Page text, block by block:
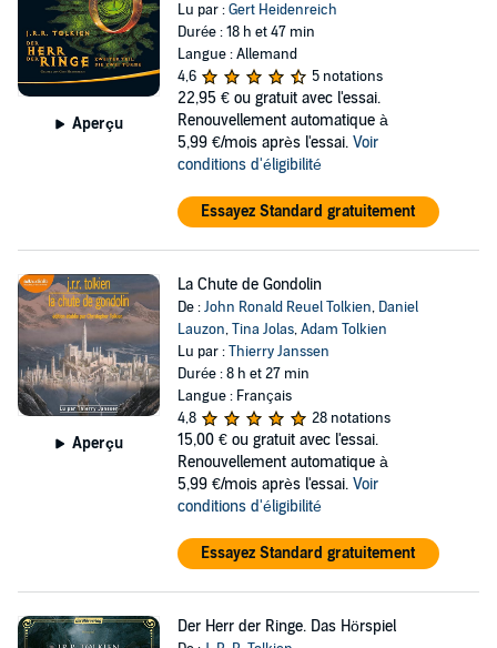
Aperçu
Lu par :Gert Heidenreich
Durée : 18 h et 47 min
Langue : Allemand
4,6
5 notations
22,95 € ou gratuit avec l'essai.
Renouvellement automatique à
5,99 €/mois après l'essai. Voir
conditions d'éligibilité
Essayez Standard gratuitement
Aperçu
La Chute de Gondolin
De :John Ronald Reuel Tolkien, Daniel
Lauzon,Tina Jolas,Adam Tolkien
Lu par :Thierry Janssen
Durée : 8 h et 27 min
Langue : Français
4,8
28 notations
15,00 € ou gratuit avec l'essai.
Renouvellement automatique à
5,99 €/mois après l'essai. Voir
conditions d'éligibilité
Essayez Standard gratuitement
Der Herr der Ringe. Das Hörspiel